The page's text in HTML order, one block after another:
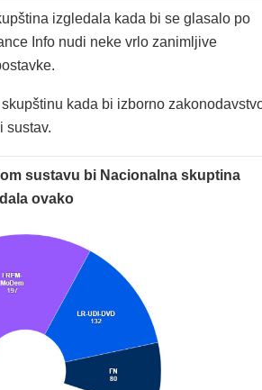
izgledala kada bi se glasalo po
Info nudi neke vrlo zanimljive
kada bi izborno
sustav.
sustavu bi Nacionalna skuptina
ovako